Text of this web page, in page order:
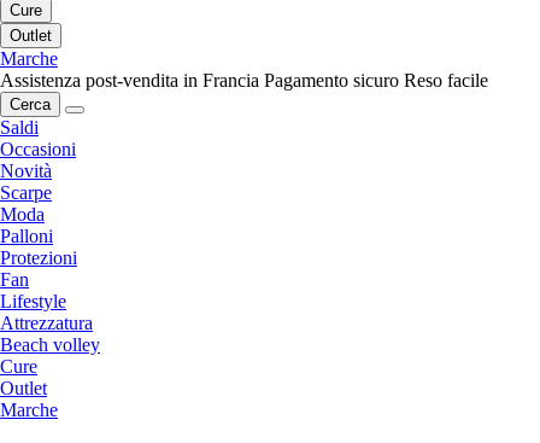
Cure
Outlet
Marche
Assistenza post-vendita in Francia Pagamento sicuro Reso facile
Cerca
Saldi
Occasioni
Novità
Scarpe
Moda
Palloni
Protezioni
Fan
Lifestyle
Attrezzatura
Beach volley
Cure
Outlet
Marche